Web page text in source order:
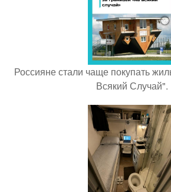
Россияне стали чаще покупать
Всякий Случай".